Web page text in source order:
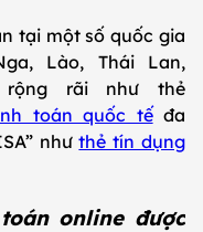
tại một số quốc gia
Lào, Thái Lan,
rộng rãi như thẻ
toán quốc tếđa
nhưthẻ tín dụng
online được